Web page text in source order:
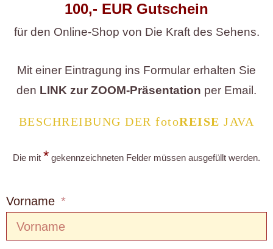
100,- EUR Gutschein
für den Online-Shop von Die Kraft des Sehens.
Mit einer Eintragung ins Formular erhalten Sie
den LINK zur ZOOM-Präsentation per Email.
BESCHREIBUNG DER fotoREISE JAVA
Die mit * gekennzeichneten Felder müssen ausgefüllt werden.
Vorname